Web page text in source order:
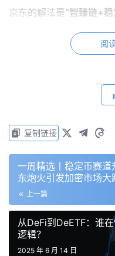
京东的解法是​​“智臻链+
：自主研
链金融、物流追踪
：通过
币，可将跨境支付
电汇需3天到账，而
金流全程可追溯。
​战略野心​：东南亚市场
2025年Q1，京东印尼站
本吞噬了约15%的利润
降至5%以内。用京东金
是技术升级，更是对全
阅
复制链接
一周精选丨稳定币赛
东炮火引发加密市场大
上一篇
从DeFi到DeETF：谁
逻辑？
2025 年 6 月 14 日